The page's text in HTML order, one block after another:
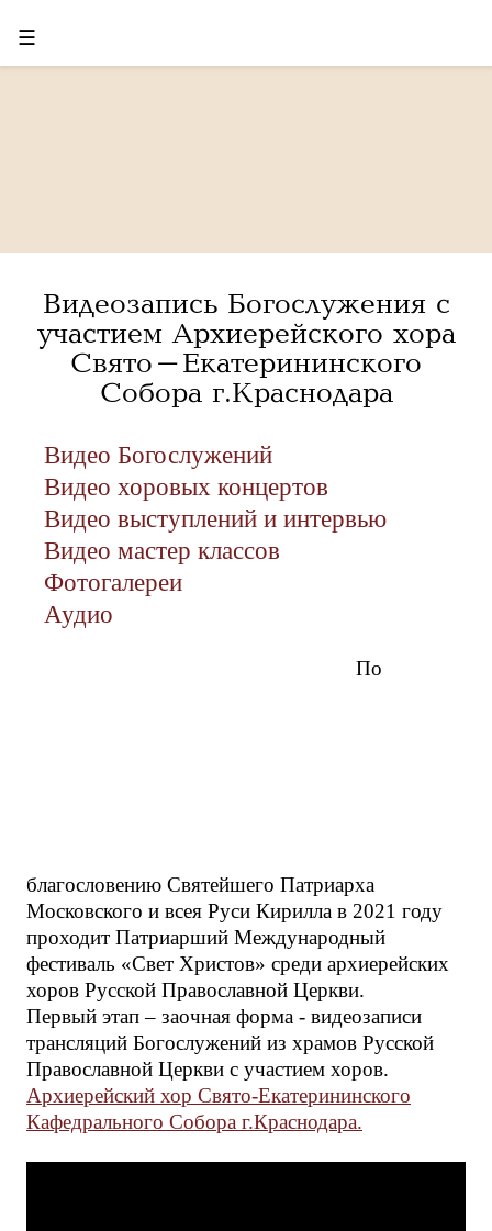
☰
Видеозапись Богослужения с
участием Архиерейского хора
Свято-Екатерининского
Собора г.Краснодара
Видео Богослужений
Видео хоровых концертов
Видео выступлений и интервью
Видео мастер классов
Фотогалереи
Аудио
По
благословению Святейшего Патриарха
Московского и всея Руси Кирилла в 2021 году
проходит Патриарший Международный
фестиваль «Свет Христов» среди архиерейских
хоров Русской Православной Церкви.
Первый этап – заочная форма - видеозаписи
трансляций Богослужений из храмов Русской
Православной Церкви с участием хоров.
Архиерейский хор Свято-Екатерининского
Кафедрального Собора г.Краснодара.